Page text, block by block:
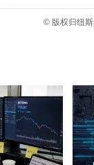
© 版权归纽